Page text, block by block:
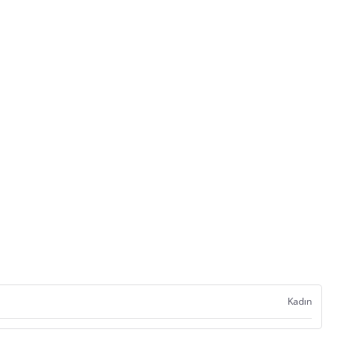
Kadın